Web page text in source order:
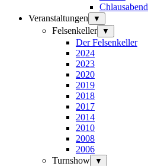
Chlausabend
Veranstaltungen
▼
Felsenkeller ▼
Der Felsenkeller
2024
2023
2020
2019
2018
2017
2014
2010
2008
2006
Turnshow
▼